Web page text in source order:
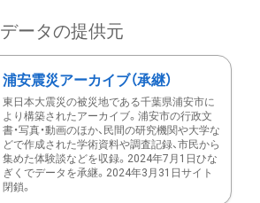
データの提供元
浦安震災アーカイブ（承継）
東日本大震災の被災地である千葉県浦安市に
より構築されたアーカイブ。浦安市の行政文
書・写真・動画のほか、民間の研究機関や大学な
どで作成された学術資料や調査記録、市民から
集めた体験談などを収録。2024年7月1日ひな
ぎくでデータを承継。2024年3月31日サイト
閉鎖。